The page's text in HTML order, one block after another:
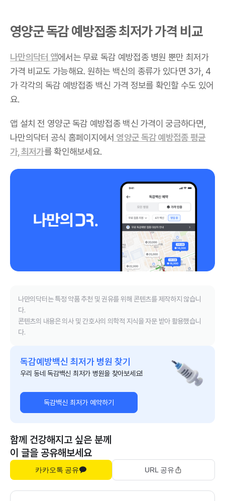
영양군 독감 예방접종 최저가 가격 비교
나만의닥터 앱에서는 무료 독감 예방접종 병원 뿐만 최저가
가격 비교도 가능해요. 원하는 백신의 종류가 있다면 3가, 4
가 각각의 독감 예방접종 백신 가격 정보를 확인할 수도 있어
요.
앱 설치 전 영양군 독감 예방접종 백신 가격이 궁금하다면,
나만의닥터 공식 홈페이지에서 영양군 독감 예방접종 평균
가, 최저가를 확인해보세요.
나만의닥터는 특정 약품 추천 및 권유를 위해 콘텐츠를 제작하지 않습니
다.
콘텐츠의 내용은 의사 및 간호사의 의학적 지식을 자문 받아 활용했습니
다.
독감예방백신 최저가 병원 찾기
우리 동네 독감백신 최저가 병원을 찾아보세요!
독감백신 최저가 예약하기
함께 건강해지고 싶은 분께
이 글을 공유해보세요
카카오톡 공유 URL 공유